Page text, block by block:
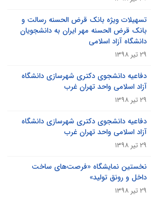
تسهیلات ویژه بانک قرض الحسنه رسالت و
بانک قرض الحسنه مهر ایران به دانشجویان
دانشگاه آزاد اسلامی
دفاعیه دانشجوی دکتری شهرسازی دانشگاه
آزاد اسلامی واحد تهران غرب
دفاعیه دانشجوی دکتری شهرسازی دانشگاه
آزاد اسلامی واحد تهران غرب
نخستین نمایشگاه «فرصت‌های ساخت
داخل و رونق تولید»